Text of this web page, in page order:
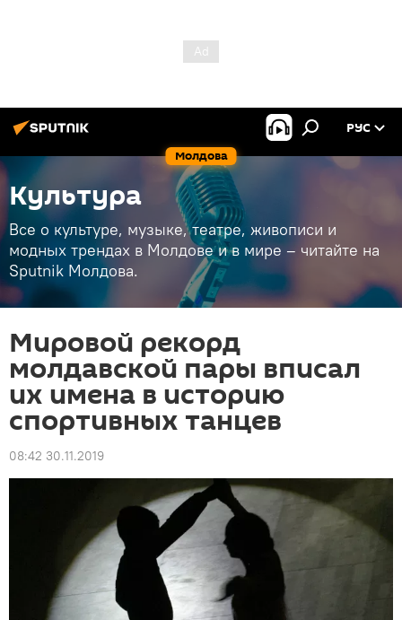
Молдова
РУС
Культура
Все о культуре, музыке, театре, живописи и
модных трендах в Молдове и в мире – читайте на
Sputnik Молдова.
Мировой рекорд
молдавской пары вписал
их имена в историю
спортивных танцев
08:42 30.11.2019